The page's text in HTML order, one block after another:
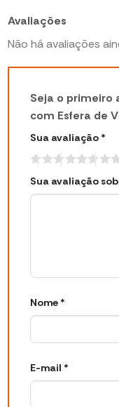
Avaliações
Não há avaliações
Seja o primeiro
com Esfera de
Sua avaliação *
Sua avaliação
Nome *
E-mail *